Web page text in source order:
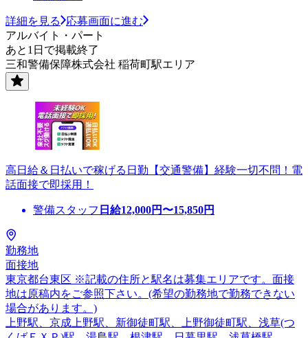
詳細を見る
応募画面に進む
アルバイト・パート
あと1日で掲載終了
三和警備保障株式会社 稲荷町駅エリア
高日給＆日払いで稼げる日勤【交通警備】経験一切不問！電
話面接で即採用！
警備スタッフ 日給12,000円〜15,850円
勤務地
面接地
東京都台東区 ※記載の住所と駅名は募集エリアです。面接
地は原稿内をご参照下さい。(希望の勤務地で勤務できない
場合があります。)
上野駅、京成上野駅、新御徒町駅、上野御徒町駅、浅草(つ